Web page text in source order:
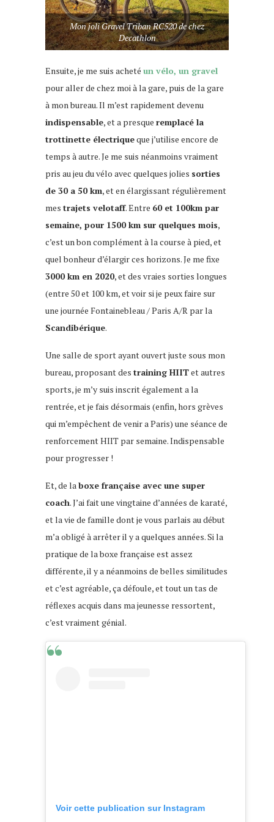
Mon joli Gravel Triban RC520 de chez
Decathlon
Ensuite, je me suis acheté un vélo, un gravel
pour aller de chez moi à la gare, puis de la gare
à mon bureau. Il m’est rapidement devenu
indispensable, et a presque remplacé la
trottinette électriqueque j’utilise encore de
temps à autre. Je me suis néanmoins vraiment
pris au jeu du vélo avec quelques jolies sorties
de 30 a 50 km, et en élargissant régulièrement
mes trajets velotaff. Entre 60 et 100km par
semaine, pour 1500 km sur quelques mois,
c’est un bon complément à la course à pied, et
quel bonheur d’élargir ces horizons. Je me fixe
3000 km en 2020, et des vraies sorties longues
(entre 50 et 100 km, et voir si je peux faire sur
une journée Fontainebleau / Paris A/R par la
Scandibérique.
Une salle de sport ayant ouvert juste sous mon
bureau, proposant des training HIITet autres
sports, je m’y suis inscrit également a la
rentrée, et je fais désormais (enfin, hors grèves
qui m’empêchent de venir a Paris) une séance de
renforcement HIIT par semaine. Indispensable
pour progresser !
Et, de laboxe française avec une super
coach. J’ai fait une vingtaine d’années de karaté,
et la vie de famille dont je vous parlais au début
m’a obligé à arrêter il y a quelques années. Si la
pratique de la boxe française est assez
différente, il y a néanmoins de belles similitudes
et c’est agréable, ça défoule, et tout un tas de
réflexes acquis dans ma jeunesse ressortent,
c’est vraiment génial.
Voir cette publication sur Instagram